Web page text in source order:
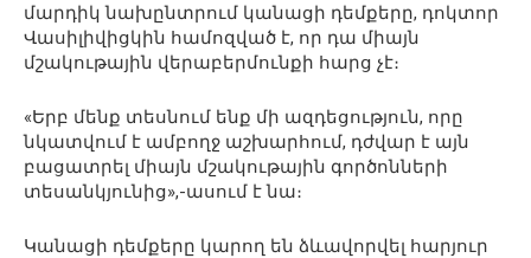
մարդիկ նախընտրում կանացի դեմքերը, դոկտոր
Վասիլիվիցկին համոզված է, որ դա միայն
մշակութային վերաբերմունքի հարց չէ։
«Երբ մենք տեսնում ենք մի ազդեցություն, որը
նկատվում է ամբողջ աշխարհում, դժվար է այն
բացատրել միայն մշակութային գործոնների
տեսանկյունից»,-ասում է նա։
Կանացի դեմքերը կարող են ձևավորվել հարյուր